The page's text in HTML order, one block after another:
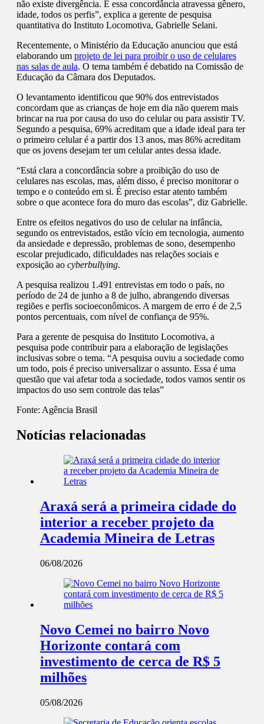
não existe divergência. E essa concordância atravessa gênero,
idade, todos os perfis”, explica a gerente de pesquisa
quantitativa do Instituto Locomotiva, Gabrielle Selani.
Recentemente, o Ministério da Educação anunciou que está
elaborando um projeto de lei para proibir o uso de celulares
nas salas de aula. O tema também é debatido na Comissão de
Educação da Câmara dos Deputados.
O levantamento identificou que 90% dos entrevistados
concordam que as crianças de hoje em dia não querem mais
brincar na rua por causa do uso do celular ou para assistir TV.
Segundo a pesquisa, 69% acreditam que a idade ideal para ter
o primeiro celular é a partir dos 13 anos, mas 86% acreditam
que os jovens desejam ter um celular antes dessa idade.
“Está clara a concordância sobre a proibição do uso de
celulares nas escolas, mas, além disso, é preciso monitorar o
tempo e o conteúdo em si. É preciso estar atento também
sobre o que acontece fora do muro das escolas”, diz Gabrielle.
Entre os efeitos negativos do uso de celular na infância,
segundo os entrevistados, estão vício em tecnologia, aumento
da ansiedade e depressão, problemas de sono, desempenho
escolar prejudicado, dificuldades nas relações sociais e
exposição ao cyberbullying.
A pesquisa realizou 1.491 entrevistas em todo o país, no
período de 24 de junho a 8 de julho, abrangendo diversas
regiões e perfis socioeconômicos. A margem de erro é de 2,5
pontos percentuais, com nível de confiança de 95%.
Para a gerente de pesquisa do Instituto Locomotiva, a
pesquisa pode contribuir para a elaboração de legislações
inclusivas sobre o tema. “A pesquisa ouviu a sociedade como
um todo, pois é preciso universalizar o assunto. Essa é uma
questão que vai afetar toda a sociedade, todos vamos sentir os
impactos do uso sem controle das telas”
Fonte: Agência Brasil
Notícias relacionadas
Araxá será a primeira cidade do
interior a receber projeto da
Academia Mineira de Letras
06/08/2026
Novo Cemei no bairro Novo
Horizonte contará com
investimento de cerca de R$ 5
milhões
05/08/2026